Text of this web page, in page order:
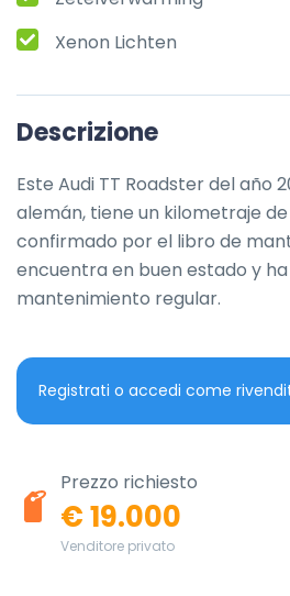
Xenon Lichten
Descrizione
Este Audi TT Roadster del año
alemán, tiene un kilometraje
confirmado por el libro de
encuentra en buen estado y
mantenimiento regular.
Registrati o accedi come
Prezzo richiesto
€ 19.000
Venditore privato